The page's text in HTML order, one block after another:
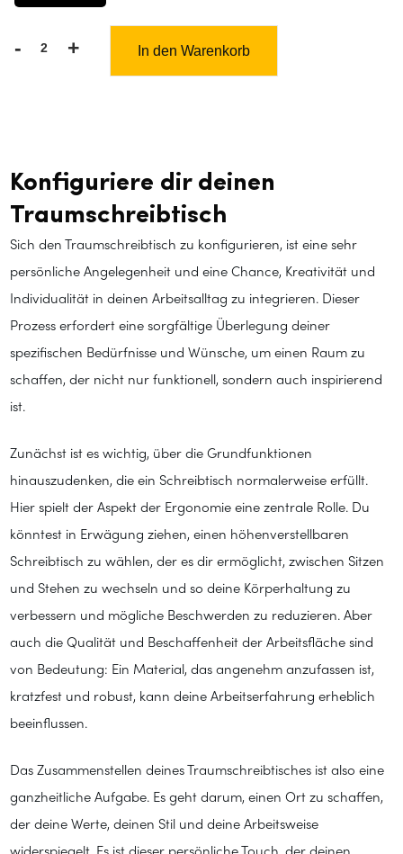
-
Schreibtischkonfigurator
+ In den Warenkorb
Konfiguriere dir deinen
Traumschreibtisch
Sich den Traumschreibtisch zu konfigurieren, ist eine sehr
persönliche Angelegenheit und eine Chance, Kreativität und
Individualität in deinen Arbeitsalltag zu integrieren. Dieser
Prozess erfordert eine sorgfältige Überlegung deiner
spezifischen Bedürfnisse und Wünsche, um einen Raum zu
schaffen, der nicht nur funktionell, sondern auch inspirierend
ist.
Zunächst ist es wichtig, über die Grundfunktionen
hinauszudenken, die ein Schreibtisch normalerweise erfüllt.
Hier spielt der Aspekt der Ergonomie eine zentrale Rolle. Du
könntest in Erwägung ziehen, einen höhenverstellbaren
Schreibtisch zu wählen, der es dir ermöglicht, zwischen Sitzen
und Stehen zu wechseln und so deine Körperhaltung zu
verbessern und mögliche Beschwerden zu reduzieren. Aber
auch die Qualität und Beschaffenheit der Arbeitsfläche sind
von Bedeutung: Ein Material, das angenehm anzufassen ist,
kratzfest und robust, kann deine Arbeitserfahrung erheblich
beeinflussen.
Das Zusammenstellen deines Traumschreibtisches ist also eine
ganzheitliche Aufgabe. Es geht darum, einen Ort zu schaffen,
der deine Werte, deinen Stil und deine Arbeitsweise